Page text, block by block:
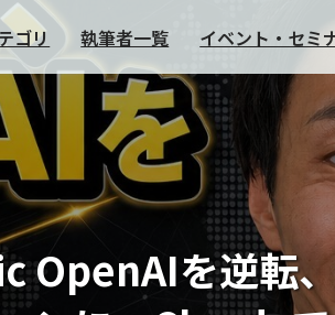
ゴリ 執筆者一覧 イベント・セミ
OpenAIを逆転